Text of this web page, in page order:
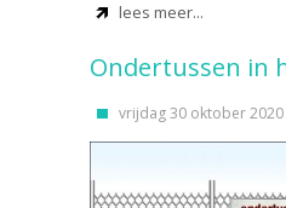
lees meer...
Ondertussen in
vrijdag 30 oktober 2020